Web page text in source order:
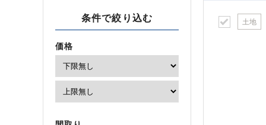
条件で絞り込む
価格
土地